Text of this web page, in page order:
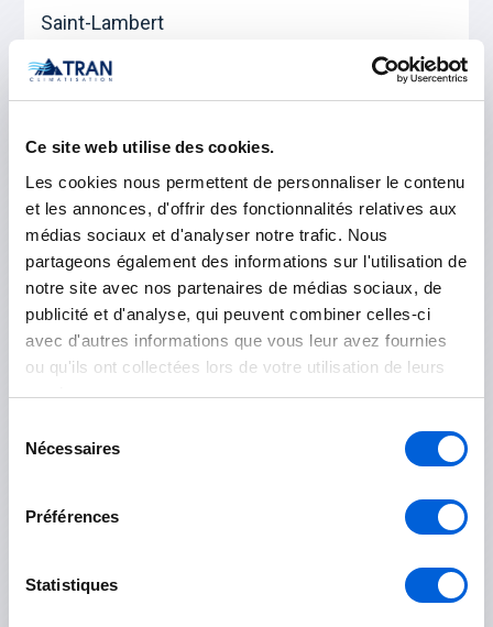
Ce site web utilise des cookies.
Les cookies nous permettent de personnaliser le contenu
et les annonces, d'offrir des fonctionnalités relatives aux
médias sociaux et d'analyser notre trafic. Nous
partageons également des informations sur l'utilisation de
notre site avec nos partenaires de médias sociaux, de
publicité et d'analyse, qui peuvent combiner celles-ci
avec d'autres informations que vous leur avez fournies
ou qu'ils ont collectées lors de votre utilisation de leurs
services.
Nécessaires
Préférences
Statistiques
Saint-Lambert
Saint-Hubert
Marieville
Saint-Césaire
Saint-Mathias-sur-Richelieu
Roussillon
Delson